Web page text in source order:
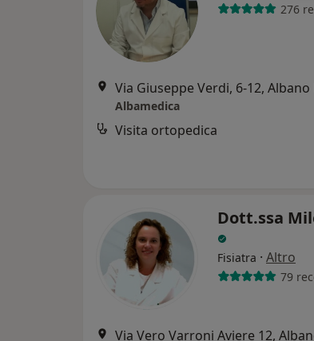
276
Via Giuseppe Verdi, 6-12, Albano
Albamedica
Visita ortopedica
Dott.ssa
Fisiatra · Altro
79